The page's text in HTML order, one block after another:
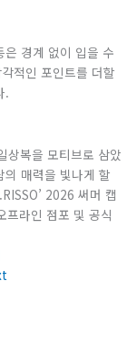
경계 없이 입을 수
적인 포인트를 더할
.
상복을 모티브로 삼았
매력을 빛나게 할
2026 써머 캡
프라인 점포 및 공식